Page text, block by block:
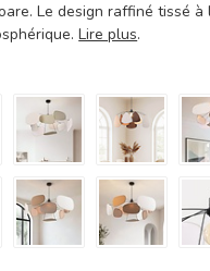
Le design raffiné tissé
Lire plus.